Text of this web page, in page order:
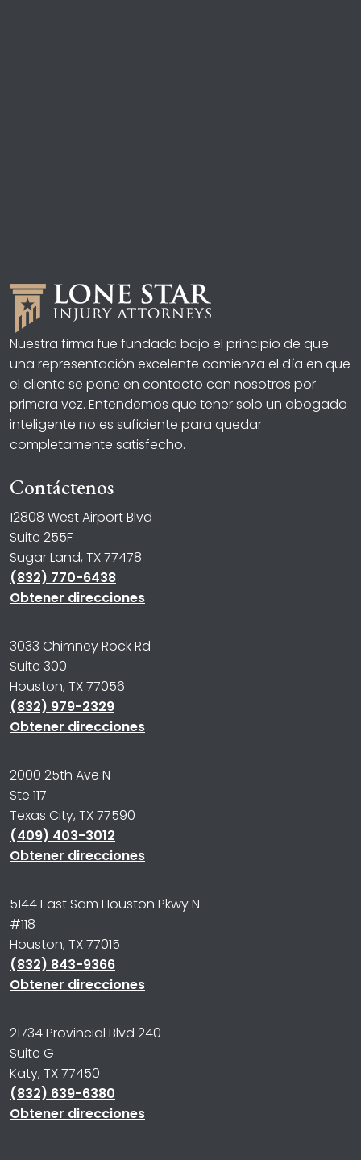
Nuestra firma fue fundada bajo el principio de que
una representación excelente comienza el día en que
el cliente se pone en contacto con nosotros por
primera vez. Entendemos que tener solo un abogado
inteligente no es suficiente para quedar
completamente satisfecho.
Contáctenos
12808 West Airport Blvd
Suite 255F
Sugar Land, TX 77478
(832) 770-6438
Obtener direcciones
3033 Chimney Rock Rd
Suite 300
Houston, TX 77056
(832) 979-2329
Obtener direcciones
2000 25th Ave N
Ste 117
Texas City, TX 77590
(409) 403-3012
Obtener direcciones
5144 East Sam Houston Pkwy N
#118
Houston, TX 77015
(832) 843-9366
Obtener direcciones
21734 Provincial Blvd 240
Suite G
Katy, TX 77450
(832) 639-6380
Obtener direcciones